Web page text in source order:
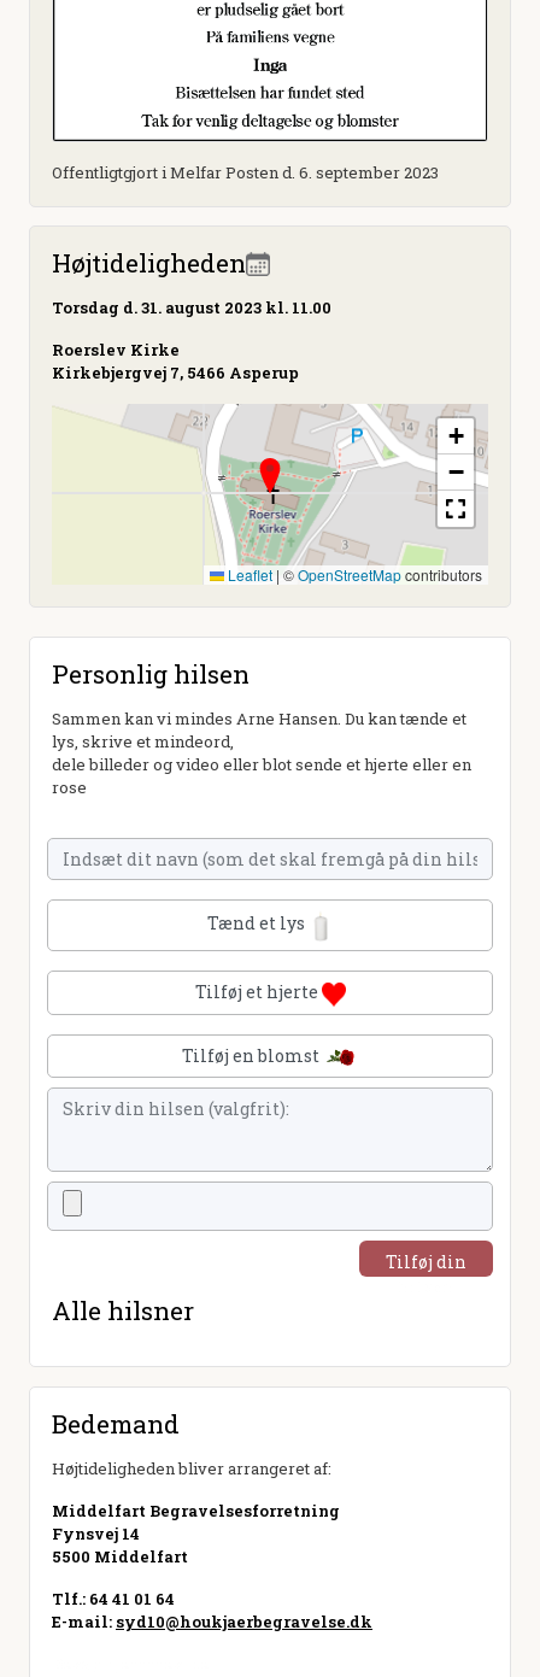
Offentligtgjort i Melfar Posten d. 6. september 2023
Højtideligheden
Torsdag d. 31. august 2023 kl. 11.00
Roerslev Kirke
Kirkebjergvej 7, 5466 Asperup
+
−
Leaflet | ©OpenStreetMapcontributors
Personlig hilsen
Sammen kan vi mindes Arne Hansen. Du kan tænde et
lys, skrive et mindeord,
dele billeder og video eller blot sende et hjerte eller en
rose
Tænd et lys
Tilføj et hjerte
Tilføj en blomst
Tilføj din
Alle hilsner
Bedemand
Højtideligheden bliver arrangeret af:
Middelfart Begravelsesforretning
Fynsvej 14
5500 Middelfart
Tlf.: 64 41 01 64
E-mail: syd10@houkjaerbegravelse.dk